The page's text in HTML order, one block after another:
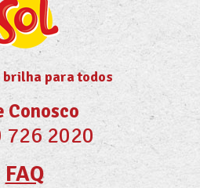
brilha para todos
Conosco
726 2020
FAQ